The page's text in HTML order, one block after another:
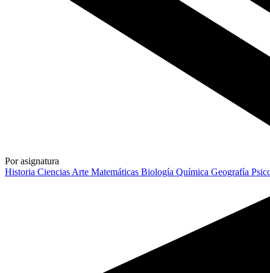
Por asignatura
Historia Ciencias Arte Matemáticas Biología Química Geografía